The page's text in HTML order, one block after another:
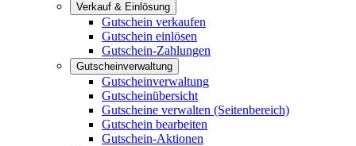
Verkauf & Einlösung
Gutschein verkaufen
Gutschein einlösen
Gutschein-Zahlungen
Gutscheinverwaltung
Gutscheinverwaltung
Gutscheinübersicht
Gutscheine verwalten (Seitenbereich)
Gutschein bearbeiten
Gutschein-Aktionen